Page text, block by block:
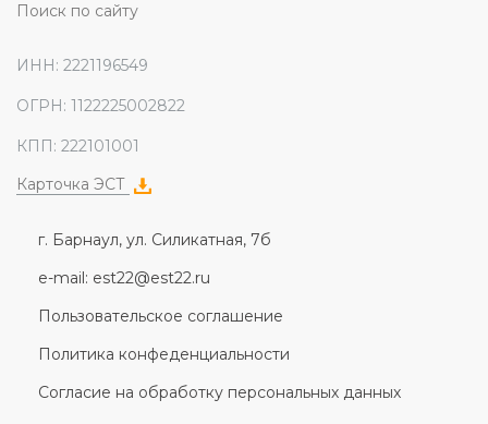
Поиск по сайту
ИНН: 2221196549
ОГРН: 1122225002822
КПП: 222101001
Карточка ЭСТ
г. Барнаул, ул. Силикатная, 7б
e-mail: est22@est22.ru
Пользовательское соглашение
Политика конфеденциальности
Согласие на обработку персональных данных